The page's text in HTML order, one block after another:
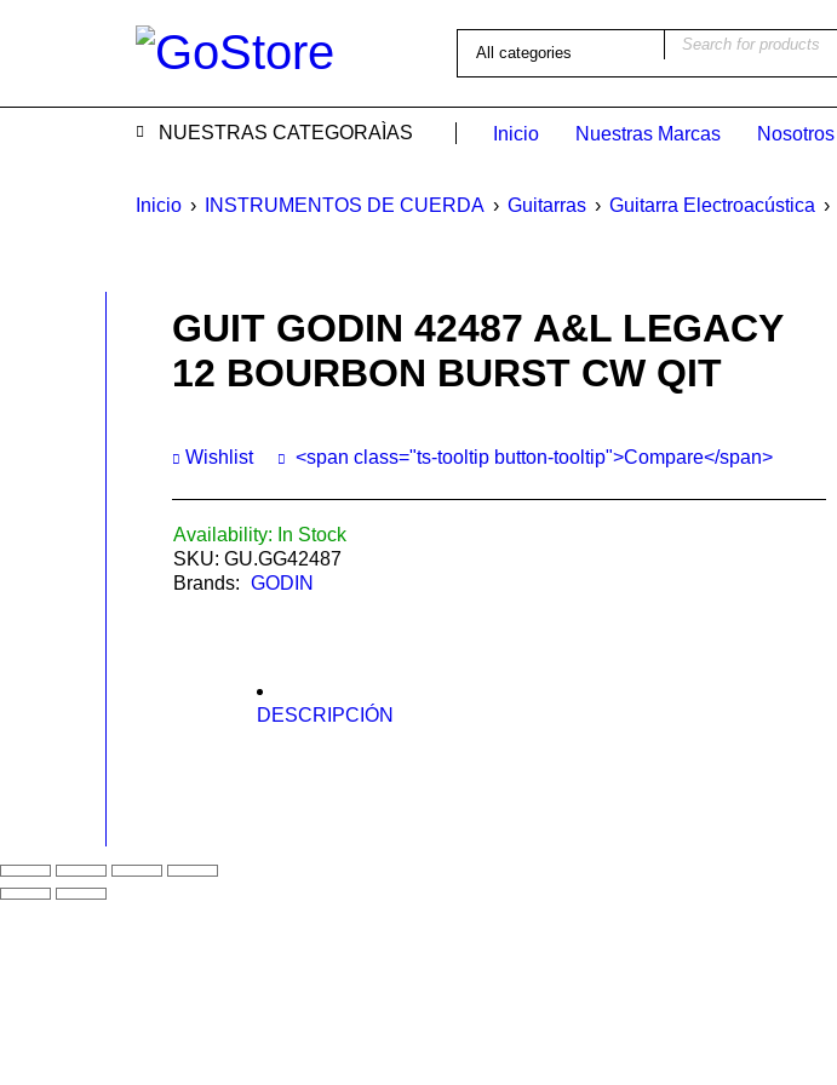
NUESTRAS CATEGORAÌAS Inicio Nuestras Marcas Nosotros
Inicio › INSTRUMENTOS DE CUERDA › Guitarras › Guitarra Electroacústica ›
GUIT GODIN 42487 A&L LEGACY
12 BOURBON BURST CW QIT
Wishlist <span class="ts-tooltip button-tooltip">Compare</span>
Availability: In Stock
SKU: GU.GG42487
Brands: GODIN
DESCRIPCIÓN